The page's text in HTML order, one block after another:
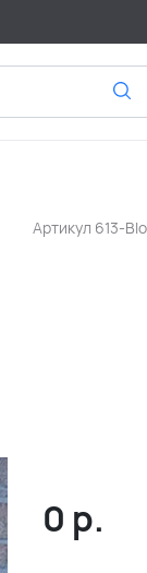
Артикул 613-
0 р.